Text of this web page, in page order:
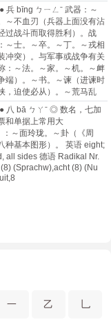
兵 bīng ㄅㄧㄥˉ 武器：～
～不血刃（兵器上面没有沾
过战斗而取得胜利）。战
～士。～卒。～丁。～戎相
冲突）。与军事或战争有关
：～法。～家。～机。～衅
端）。～书。～谏（进谏时
，迫使必从）。～荒马乱
八 bā ㄅㄚˉ ◎ 数名，七加
和单据上常用大
：～面玲珑。～卦（《周
种基本图形）。 英语 eight;
all sides 德语 Radikal Nr.
(Sprachw)​,acht (8)​ (Nu
一 乙 乚